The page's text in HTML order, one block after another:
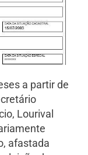
a partir de
Lourival
afastada